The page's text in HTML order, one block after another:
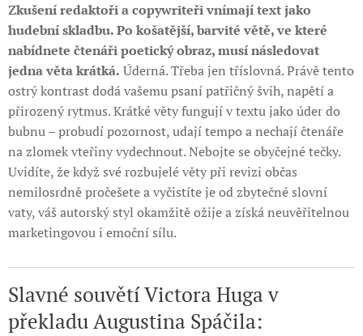
Zkušení redaktoři a copywriteři vnímají text jako
hudební skladbu. Po košatější, barvité větě, ve které
nabídnete čtenáři poetický obraz, musí následovat
jedna věta krátká. Úderná. Třeba jen tříslovná. Právě tento
ostrý kontrast dodá vašemu psaní patřičný švih, napětí a
přirozený rytmus. Krátké věty fungují v textu jako úder do
bubnu – probudí pozornost, udají tempo a nechají čtenáře
na zlomek vteřiny vydechnout. Nebojte se obyčejné tečky.
Uvidíte, že když své rozbujelé věty při revizi občas
nemilosrdně pročešete a vyčistíte je od zbytečné slovní
vaty, váš autorský styl okamžitě ožije a získá neuvěřitelnou
marketingovou i emoční sílu.
Slavné souvětí Victora Huga v
překladu Augustina Spáčila: